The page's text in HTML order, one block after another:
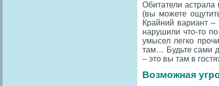
Обитатели астрала
(вы можете
Крайний вариант
нарушили что-то
умысел легко
там… Будьте сами
– это вы там в
Возможная